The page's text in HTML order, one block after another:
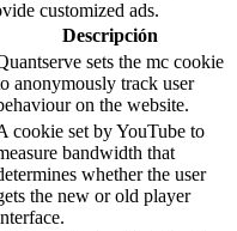
customized ads.
Descripción
sets the mc cookie
anonymously track user
on the website.
cookie set by YouTube to
bandwidth that
whether the user
the new or old player